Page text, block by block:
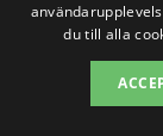
viktigt att
ska bli
du till alla